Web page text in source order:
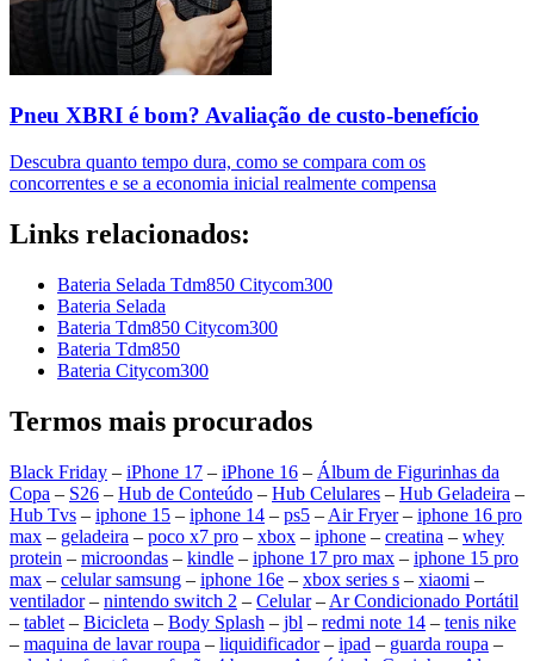
Pneu XBRI é bom? Avaliação de custo-benefício
Descubra quanto tempo dura, como se compara com os
concorrentes e se a economia inicial realmente compensa
Links relacionados:
Bateria Selada Tdm850 Citycom300
Bateria Selada
Bateria Tdm850 Citycom300
Bateria Tdm850
Bateria Citycom300
Termos mais procurados
Black Friday – iPhone 17 – iPhone 16 – Álbum de Figurinhas da
Copa – S26 – Hub de Conteúdo – Hub Celulares – Hub Geladeira –
Hub Tvs – iphone 15 – iphone 14 – ps5 – Air Fryer– iphone 16 pro
max – geladeira – poco x7 pro – xbox – iphone – creatina – whey
protein – microondas – kindle – iphone 17 pro max – iphone 15 pro
max – celular samsung – iphone 16e – xbox series s – xiaomi –
ventilador– nintendo switch 2 – Celular– Ar Condicionado Portátil
– tablet – Bicicleta – Body Splash – jbl – redmi note 14 – tenis nike
– maquina de lavar roupa – liquidificador– ipad – guarda roupa –